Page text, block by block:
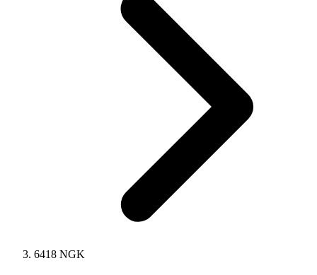
6418 NGK